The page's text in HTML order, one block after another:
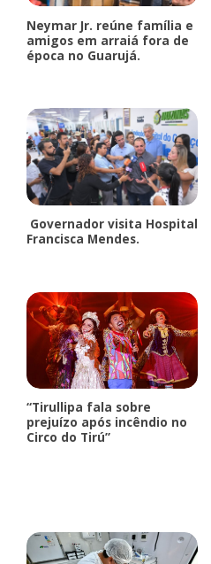
Neymar Jr. reúne família e
amigos em arraiá fora de
época no Guarujá.
Governador visita Hospital
Francisca Mendes.
“Tirullipa fala sobre
prejuízo após incêndio no
Circo do Tirú”